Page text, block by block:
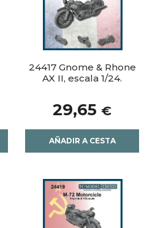
24417 Gnome & Rhone
AX II, escala 1/24.
29,65 €
AÑADIR A CESTA